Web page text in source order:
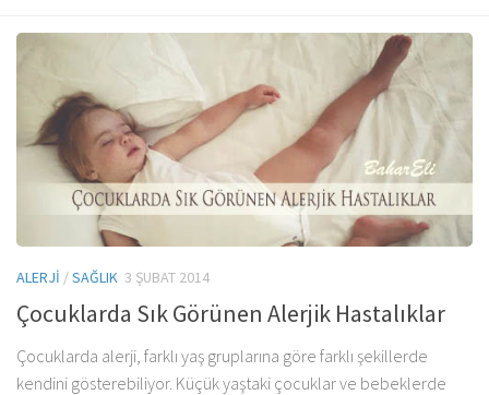
ALERJI /SAĞLIK 3 ŞUBAT 2014
Çocuklarda Sık Görünen Alerjik Hastalıklar
Çocuklarda alerji, farklı yaş gruplarına göre farklı şekillerde
kendini gösterebiliyor. Küçük yaştaki çocuklar ve bebeklerde